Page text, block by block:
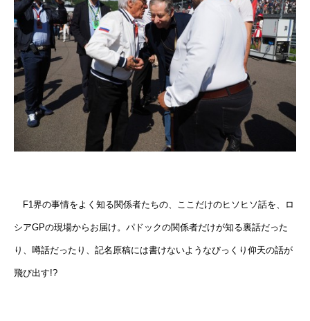
F1界の事情をよく知る関係者たちの、ここだけのヒソヒソ話を、ロ
シアGPの現場からお届け。パドックの関係者だけが知る裏話だった
り、噂話だったり、記名原稿には書けないようなびっくり仰天の話が
飛び出す!?